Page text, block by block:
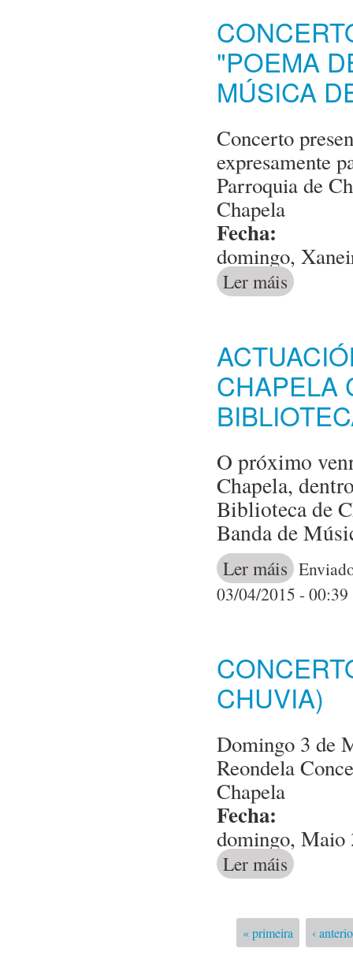
"POEMA
MÚSICA
Concerto
expresamente
Parroquia de
Chapela
Fecha:
domingo,
Ler máis acerca de
CHAPELA
O próximo
Chapela,
Biblioteca de
Banda de
Ler máis acerca de
03/04/2015 - 00:39
CHUVIA)
Domingo 3 de
Reondela
Chapela
Fecha:
domingo, Maio
Ler máis acerca de
Páxinas
« primeira ‹